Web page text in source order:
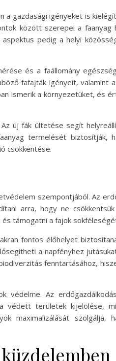
gazdasági igényeket is
között szerepel a faanyag
pedig a helyi
és a faállomány
fafajták igényeit, valamint
ismerik a környezetüket, és
új fák ültetése segít
termelését biztosítják,
csökkentése.
szempontjából. Az
arra, hogy ne
támogatni a fajok
fontos élőhelyet
a napfényhez
fenntartásához,
védelme. Az
területek kijelölése,
maximalizálását szolgálja,